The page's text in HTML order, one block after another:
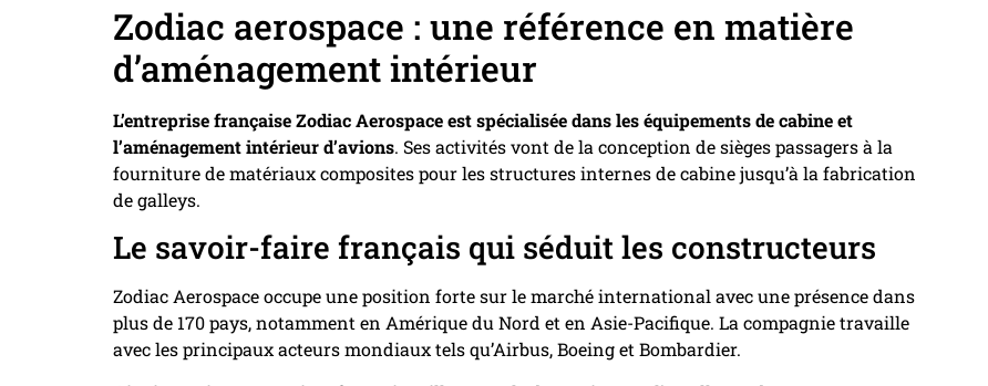
Zodiac aerospace : une référence en matière
d’aménagement intérieur
L’entreprise française Zodiac Aerospace est spécialisée dans les équipements de cabine et
l’aménagement intérieur d’avions. Ses activités vont de la conception de sièges passagers à la
fourniture de matériaux composites pour les structures internes de cabine jusqu’à la fabrication
de galleys.
Le savoir-faire français qui séduit les constructeurs
Zodiac Aerospace occupe une position forte sur le marché international avec une présence dans
plus de 170 pays, notamment en Amérique du Nord et en Asie-Pacifique. La compagnie travaille
avec les principaux acteurs mondiaux tels qu’Airbus, Boeing et Bombardier.